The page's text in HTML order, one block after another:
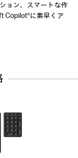
ョン、 スマートな作
Copilot®に素早くア